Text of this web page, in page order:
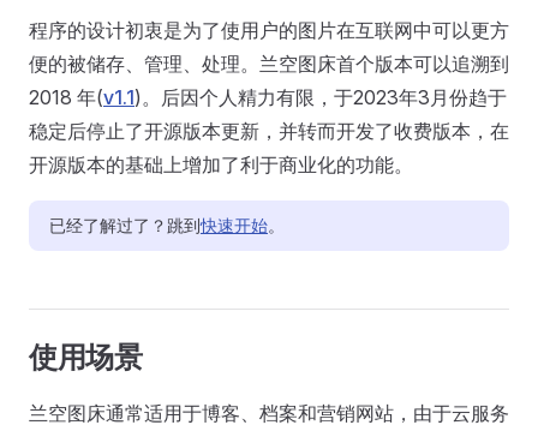
程序的设计初衷是为了使用户的图片在互联网中可以更方
便的被储存、管理、处理。兰空图床首个版本可以追溯到
2018 年(v1.1)。后因个人精力有限，于2023年3月份趋于
稳定后停止了开源版本更新，并转而开发了收费版本，在
开源版本的基础上增加了利于商业化的功能。
已经了解过了？跳到快速开始。
使用场景
兰空图床通常适用于博客、档案和营销网站，由于云服务